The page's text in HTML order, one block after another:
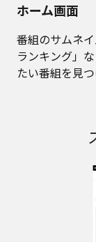
ホーム画面
番組のサムネ
ランキング」
たい番組を見つ